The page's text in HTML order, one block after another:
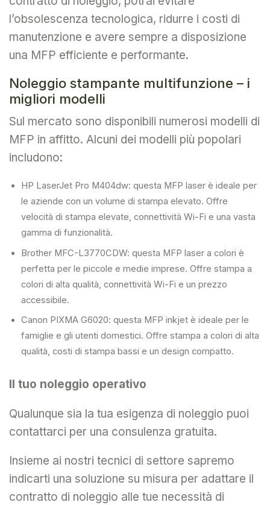
l’obsolescenza tecnologica, ridurre i costi di
manutenzione e avere sempre a disposizione
una MFP efficiente e performante.
Noleggio stampante multifunzione – i
migliori modelli
Sul mercato sono disponibili numerosi modelli di
MFP in affitto. Alcuni dei modelli più popolari
includono:
HP LaserJet Pro M404dw: questa MFP laser è ideale per
le aziende con un volume di stampa elevato. Offre
velocità di stampa elevate, connettività Wi-Fi e una vasta
gamma di funzionalità.
Brother MFC-L3770CDW: questa MFP laser a colori è
perfetta per le piccole e medie imprese. Offre stampa a
colori di alta qualità, connettività Wi-Fi e un prezzo
accessibile.
Canon PIXMA G6020: questa MFP inkjet è ideale per le
famiglie e gli utenti domestici. Offre stampa a colori di alta
qualità, costi di stampa bassi e un design compatto.
Il tuo noleggio operativo
Qualunque sia la tua esigenza di noleggio puoi
contattarci per una consulenza gratuita.
Insieme ai nostri tecnici di settore sapremo
indicarti una soluzione su misura per adattare il
contratto di noleggio alle tue necessità di